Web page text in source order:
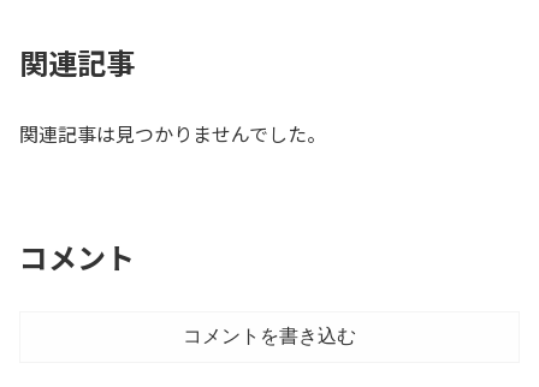
関連記事
関連記事は見つかりませんでした。
コメント
コメントを書き込む